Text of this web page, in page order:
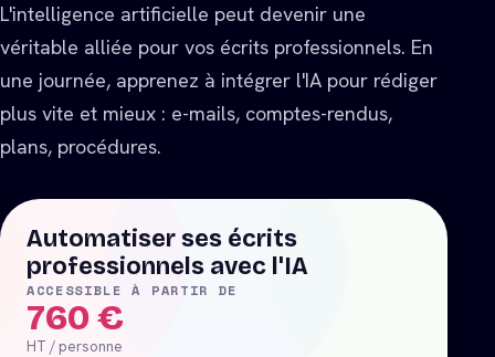
L'intelligence artificielle peut devenir une
véritable alliée pour vos écrits professionnels. En
une journée, apprenez à intégrer l'IA pour rédiger
plus vite et mieux : e-mails, comptes-rendus,
plans, procédures.
Automatiser ses écrits
professionnels avec l'IA
ACCESSIBLE À PARTIR DE
760€
HT / personne